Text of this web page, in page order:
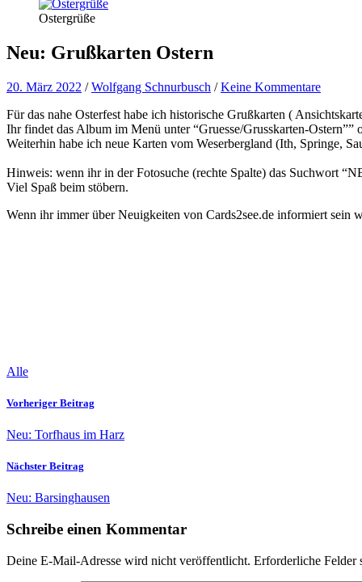
Ostergrüße
Neu: Grußkarten Ostern
20. März 2022 /Wolfgang Schnurbusch /Keine Kommentare
Für das nahe Osterfest habe ich historische Grußkarten (
Ihr findet das Album im Menü unter “Gruesse/Grusskarten-Ostern””
Weiterhin habe ich neue Karten vom Weserbergland (Ith, Springe,
Hinweis: wenn ihr in der Fotosuche (rechte Spalte) das Suchwort
Viel Spaß beim stöbern.
Wenn ihr immer über Neuigkeiten von Cards2see.de informiert sein
Alle
Vorheriger Beitrag
Neu: Torfhaus im Harz
Nächster Beitrag
Neu: Barsinghausen
Schreibe einen Kommentar
Deine E-Mail-Adresse wird nicht veröffentlicht. Erforderliche Felder